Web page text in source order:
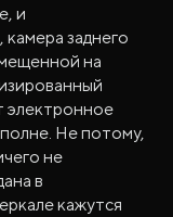
и
заднего
на
электронное
Не потому,
не
в
кажутся